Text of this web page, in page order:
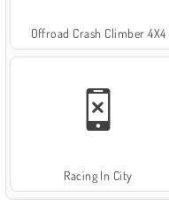
Offroad Crash Climber 4X4
Racing In City